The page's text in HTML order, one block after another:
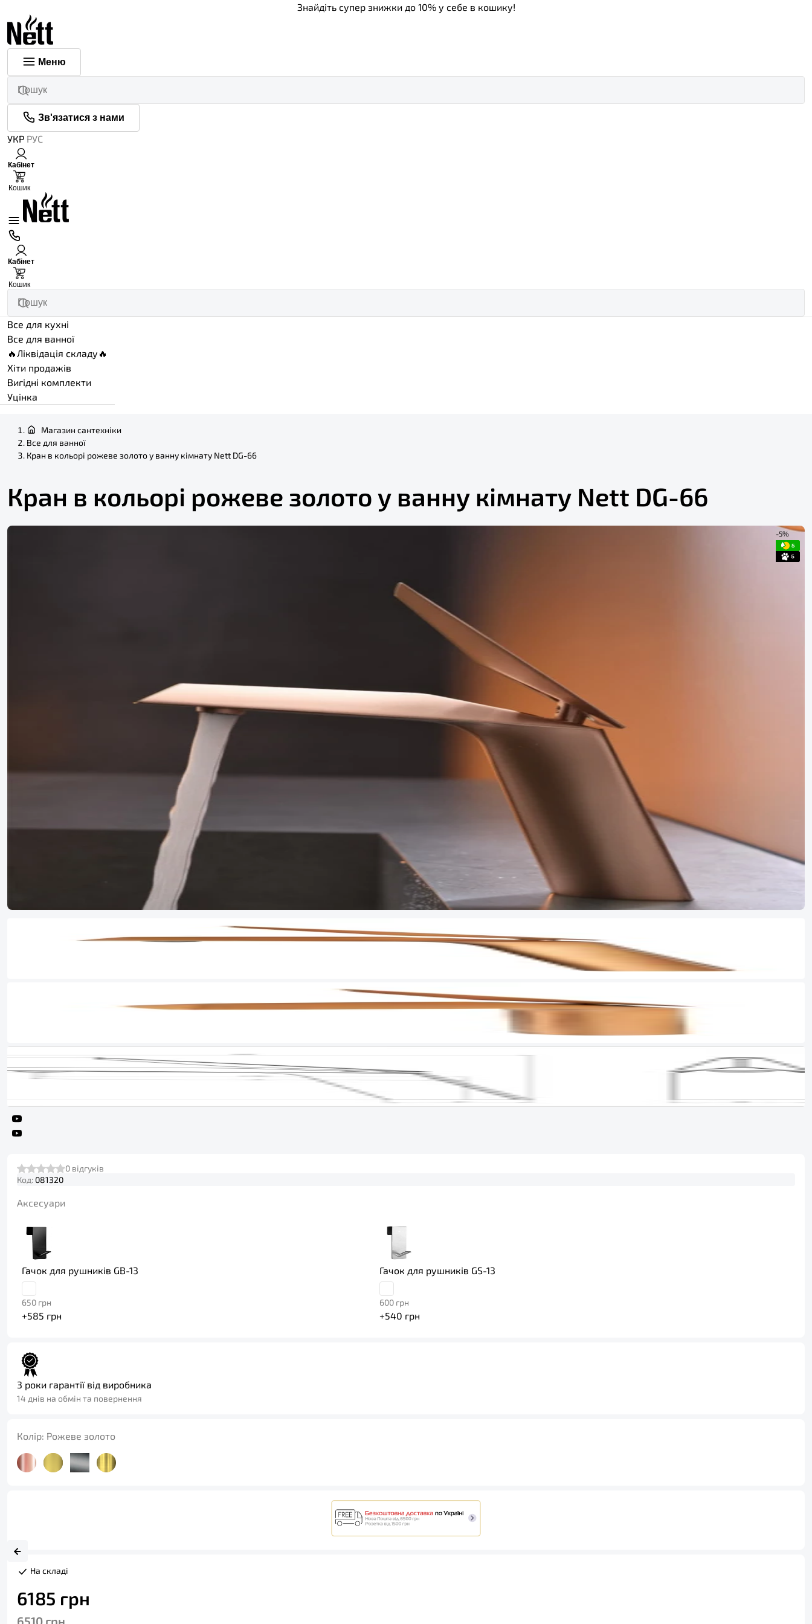
Знайдіть супер знижки до 10% у себе в кошику!
Меню
Зв'язатися з нами
УКР РУС
Кабінет
0
Кошик
Кабінет
0
Кошик
Все для кухні
Все для ванної
🔥Ліквідація складу🔥
Хіти продажів
Вигідні комплекти
Уцінка
Магазин сантехніки
Все для ванної
Кран в кольорі рожеве золото у ванну кімнату Nett DG-66
Кран в кольорі рожеве золото у ванну кімнату Nett DG-66
-5%
0 відгуків
Код: 081320
Аксесуари
Гачок для рушників GB-13
650 грн
+585 грн
Гачок для рушників GS-13
600 грн
+540 грн
3 роки гарантії від виробника
14 днів на обмін та повернення
Колір: Рожеве золото
На складі
6185 грн
6510 грн